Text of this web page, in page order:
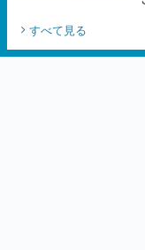
すべて見る